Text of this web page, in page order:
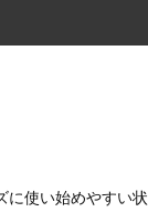
使い始めやすい